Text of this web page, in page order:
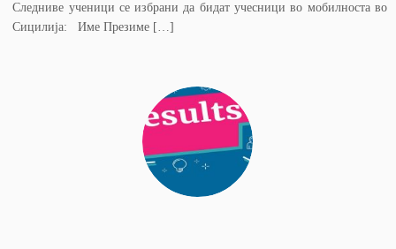
Следниве ученици се избрани да бидат учесници во мобилноста во
Сицилија: Име Презиме […]